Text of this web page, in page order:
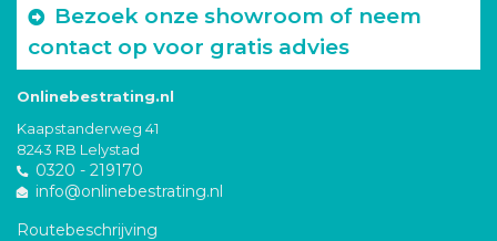
Bezoek onze showroom of neem
contact op voor gratis advies
Onlinebestrating.nl
Kaapstanderweg 41
8243 RB Lelystad
0320 - 219170
info@onlinebestrating.nl
Routebeschrijving